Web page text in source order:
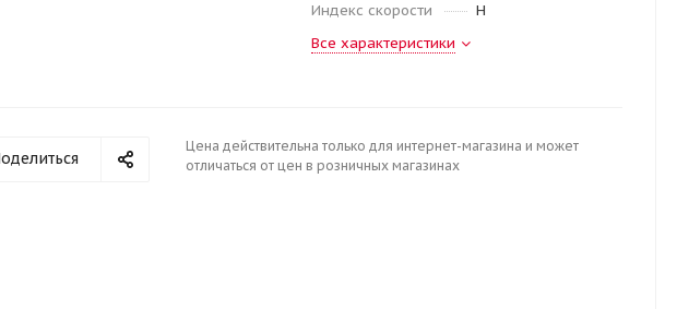
Индекс скорости
H
Все характеристики
Цена действительна только для интернет-магазина и может
отличаться от цен в розничных магазинах